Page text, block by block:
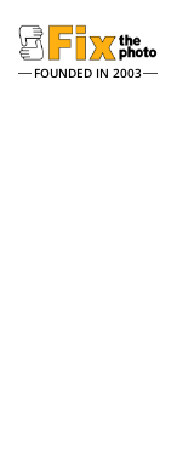
FOUNDED IN 2003